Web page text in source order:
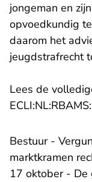
jongeman en
opvoedkundig
daarom het
jeugdstrafrecht
Lees de
Bestuur -
marktkramen
17 oktober - De